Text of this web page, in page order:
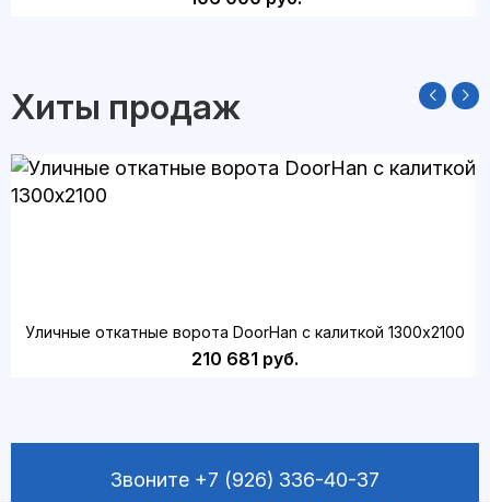
Хиты продаж
Уличные откатные ворота DoorHan с калиткой 1300х2100
210 681 руб.
Звоните +7 (926) 336-40-37